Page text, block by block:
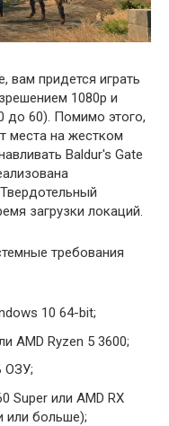
вам придется играть
1080p и
до 60). Помимо этого,
места на жестком
Baldur's Gate
загрузки локаций.
требования
10 64-bit;
AMD Ryzen 5 3600;
ОЗУ;
Super или AMD RX
или больше);